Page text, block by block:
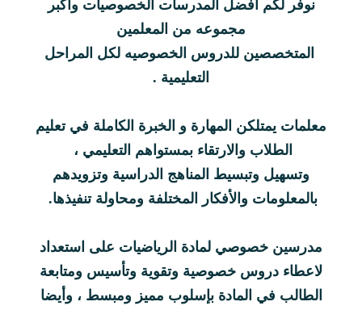
نوفر لكم أفضل المدرسات الخصوصيات وأكبر
مجموعه من المعلمين
المتخصصين للدروس الخصوصيه لكل المراحل
التعليمية .
معلمات يمتلكن المهارة و الخبرة الكاملة في تعليم
الطلاب والارتقاء بمستواهم التعليمي ،
وتسهيل وتبسيط المناهج الدراسية وتزويدهم
بالمعلومات والأفكار المختلفة ومحاولة تنفيذها.
مدرسين خصوصي لمادة الرياضيات على استعداد
لاعطاء دروس خصوصية وتقوية وتأسيس ومتابعة
الطالب في المادة بإسلوب مميز ومبسط ، وأيضا